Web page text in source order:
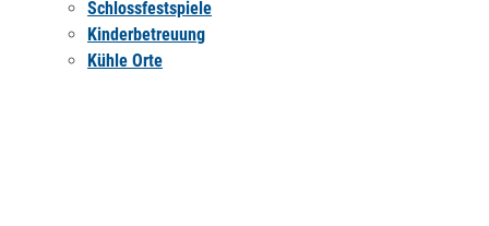
Schlossfestspiele
Kinderbetreuung
Kühle Orte